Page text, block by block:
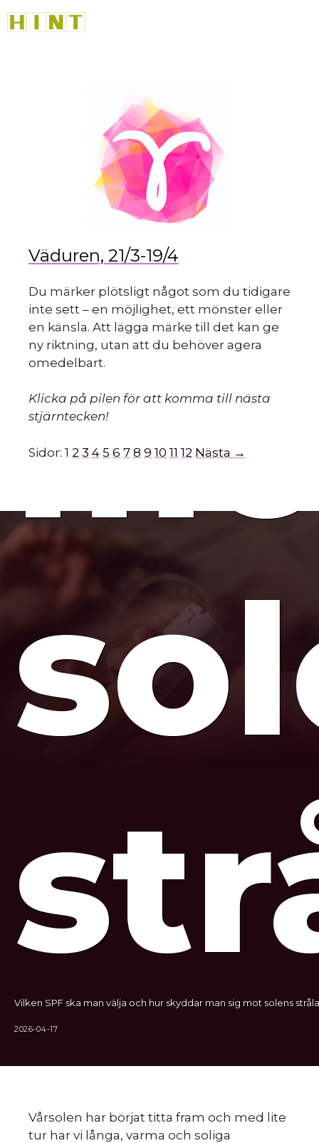
till
Väduren, 21/3-19/4
Du märker plötsligt något som du tidigare
inte sett – en möjlighet, ett mönster eller
en känsla. Att lägga märke till det kan ge
ny riktning, utan att du behöver agera
omedelbart.
Klicka på pilen för att komma till nästa
stjärntecken!
Sidor: 1 2 3 4 5 6 7 8 9 10 11 12 Nästa →
Vilken SPF ska man välja och hur skyddar man sig mot solens
2026-04-17
Vårsolen har börjat titta fram och med lite
tur har vi långa, varma och soliga